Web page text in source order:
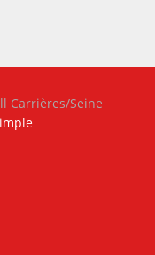
Carrières/Seine